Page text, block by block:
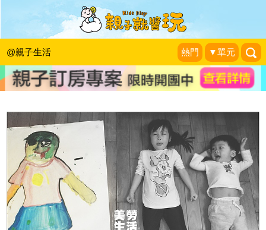
@親子生活 熱門 ▼單元
《親子話題》不懂繪畫，也可以教小孩
塗鴉 ─ 教幼兒畫圖的方法
陪伴是給孩子最好的禮物|2013-10-22